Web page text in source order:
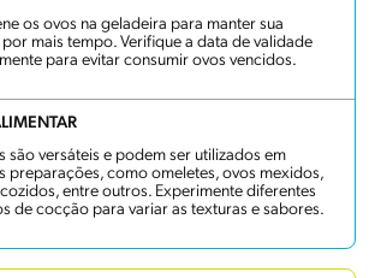
os ovos na geladeira para manter sua
mais tempo. Verifique a data de validade
para evitar consumir ovos vencidos.
são versáteis e podem ser utilizados em
preparações, como omeletes, ovos mexidos,
entre outros. Experimente diferentes
de cocção para variar as texturas e sabores.